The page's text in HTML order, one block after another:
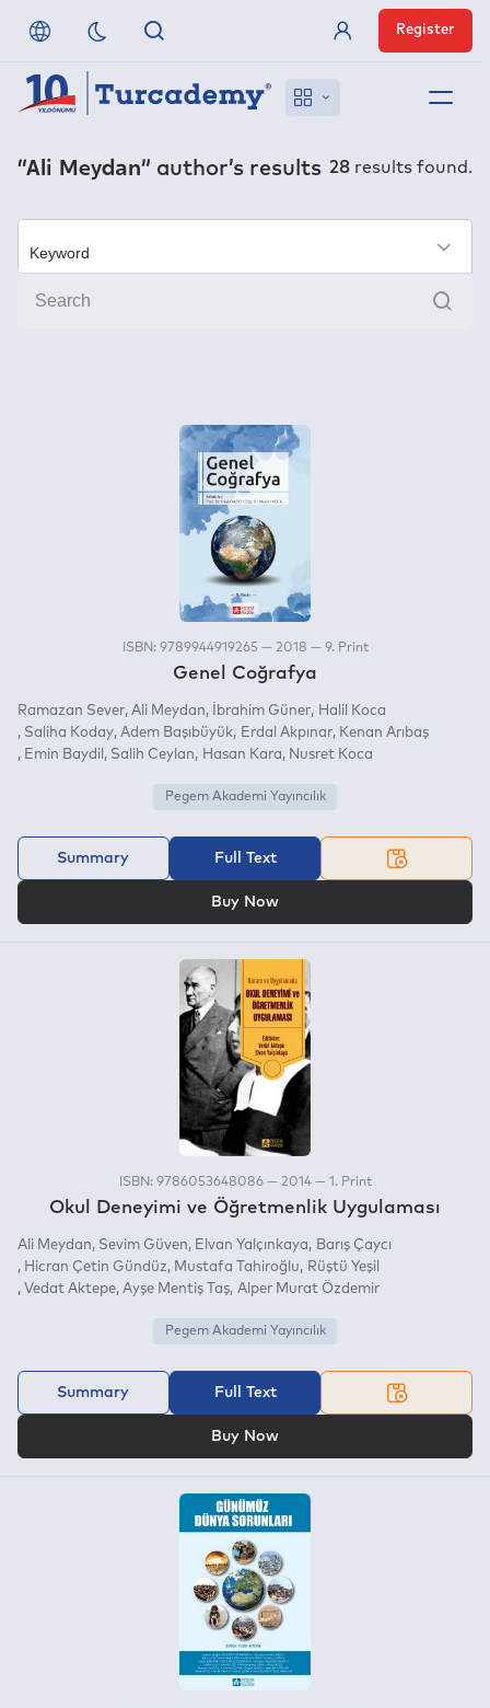
Off-Campus Access
Member Login
Register
“Ali Meydan” author’s results 28 results found.
ISBN: 9789944919265 — 2018 — 9. Print
Genel Coğrafya
Ramazan Sever Ali Meydan İbrahim Güner
Halil Koca
Saliha Koday Adem Başıbüyük Erdal Akpınar
Kenan Arıbaş
Emin Baydil
Salih Ceylan Hasan Kara Nusret Koca
Pegem Akademi Yayıncılık
Summary Full Text
Buy Now
ISBN: 9786053648086 — 2014 — 1. Print
Okul Deneyimi ve Öğretmenlik Uygulaması
Ali Meydan Sevim Güven Elvan Yalçınkaya
Barış Çaycı
Hicran Çetin Gündüz
Mustafa Tahiroğlu
Rüştü Yeşil
Vedat Aktepe Ayşe Mentiş Taş Alper Murat Özdemir
Pegem Akademi Yayıncılık
Summary Full Text
Buy Now